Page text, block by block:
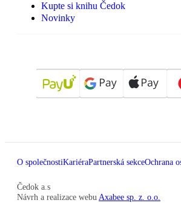
Kupte si knihu Čedok
Novinky
O společnostiKariéraPartnerská sekceOchrana
Čedok a.s
Návrh a realizace webu Axabee sp. z. o.o.